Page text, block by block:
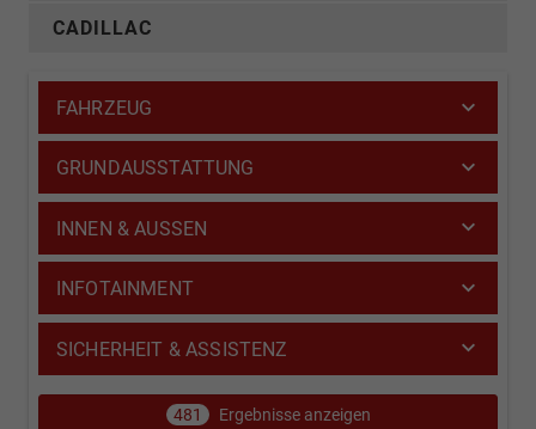
CADILLAC
FAHRZEUG
GRUNDAUSSTATTUNG
INNEN & AUSSEN
INFOTAINMENT
SICHERHEIT & ASSISTENZ
481 Ergebnisse anzeigen